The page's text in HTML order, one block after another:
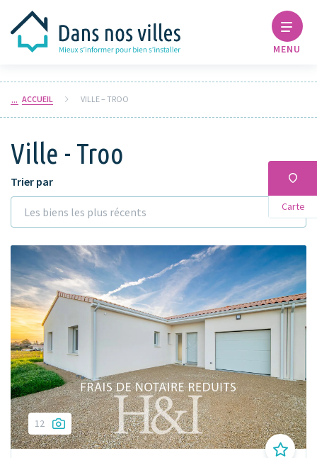
MENU
ACCUEIL VILLE – TROO
Ville - Troo
Carte
Trier par
Les biens les plus récents
12